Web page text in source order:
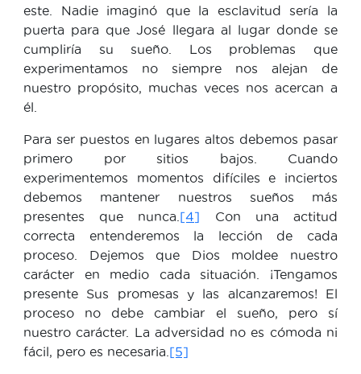
este. Nadie imaginó que la esclavitud sería la
puerta para que José llegara al lugar donde se
cumpliría su sueño. Los problemas que
experimentamos no siempre nos alejan de
nuestro propósito, muchas veces nos acercan a
él.
Para ser puestos en lugares altos debemos pasar
primero por sitios bajos. Cuando
experimentemos momentos difíciles e inciertos
debemos mantener nuestros sueños más
presentes que nunca. [4] Con una actitud
correcta entenderemos la lección de cada
proceso. Dejemos que Dios moldee nuestro
carácter en medio cada situación. ¡Tengamos
presente Sus promesas y las alcanzaremos! El
proceso no debe cambiar el sueño, pero sí
nuestro carácter. La adversidad no es cómoda ni
fácil, pero es necesaria. [5]